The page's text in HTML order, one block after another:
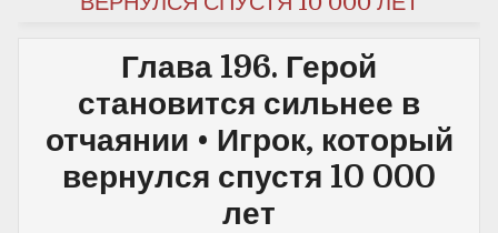
Глава 196. Герой
становится сильнее в
отчаянии • Игрок, который
вернулся спустя 10 000
лет